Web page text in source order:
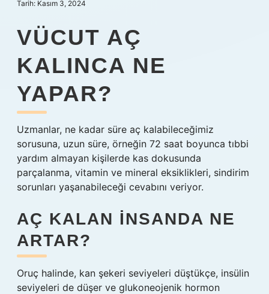
Hakkımızda
Tarih: Kasım 3, 2024
VÜCUT AÇ
KALINCA NE
YAPAR?
Uzmanlar, ne kadar süre aç kalabileceğimiz
sorusuna, uzun süre, örneğin 72 saat boyunca tıbbi
yardım almayan kişilerde kas dokusunda
parçalanma, vitamin ve mineral eksiklikleri, sindirim
sorunları yaşanabileceği cevabını veriyor.
AÇ KALAN INSANDA NE
ARTAR?
Oruç halinde, kan şekeri seviyeleri düştükçe, insülin
seviyeleri de düşer ve glukoneojenik hormon